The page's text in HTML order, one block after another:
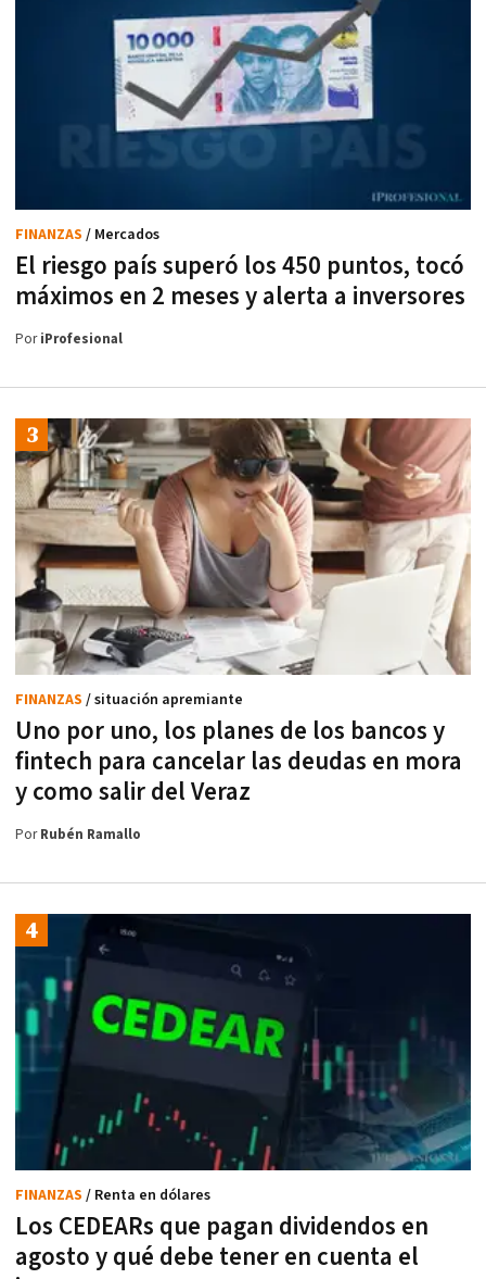
El riesgo país superó los 450 puntos, tocó
máximos en 2 meses y alerta a inversores
FINANZAS / Mercados
PoriProfesional
Uno por uno, los planes de los bancos y
fintech para cancelar las deudas en mora
y como salir del Veraz
FINANZAS / situación apremiante
PorRubén Ramallo
Los CEDEARs que pagan dividendos en
agosto y qué debe tener en cuenta el
FINANZAS / Renta en dólares